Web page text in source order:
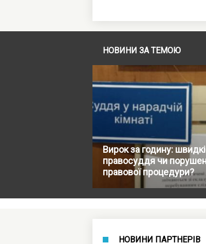
НОВИНИ ЗА ТЕМОЮ
Вирок за годину:
правосуддя чи
правової процедури?
НОВИНИ ПАРТНЕРІВ